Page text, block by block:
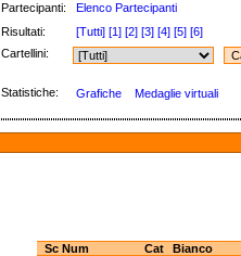
Partecipanti: Elenco Partecipanti
Risultati:
[Tutti] [1] [2] [3] [4] [5] [6]
Cartellini:
Statistiche: Grafiche Medaglie virtuali
Sc Num Cat Bianco